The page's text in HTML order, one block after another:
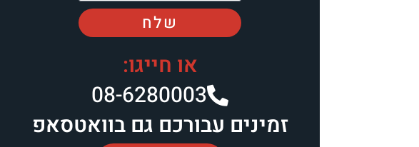
שלח
או חייגו:
08-6280003​
זמינים עבורכם גם בוואטסאפ